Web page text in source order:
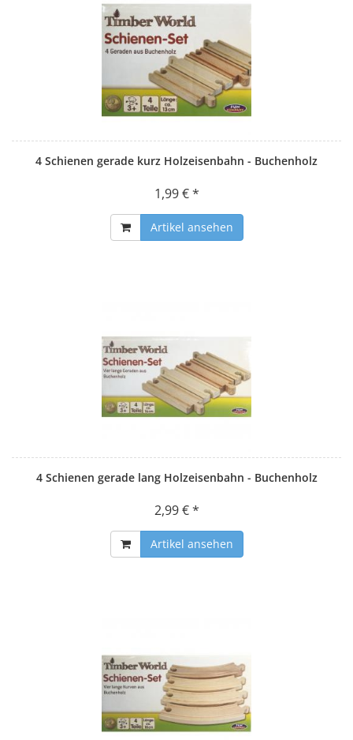
4 Schienen gerade kurz Holzeisenbahn - Buchenholz
1,99 € *
Artikel ansehen
4 Schienen gerade lang Holzeisenbahn - Buchenholz
2,99 € *
Artikel ansehen